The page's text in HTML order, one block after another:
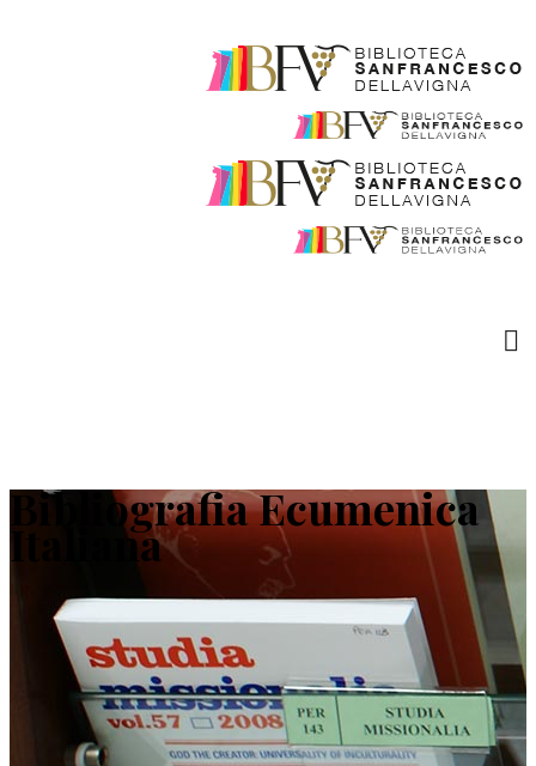
Bibliografia Ecumenica
Italiana